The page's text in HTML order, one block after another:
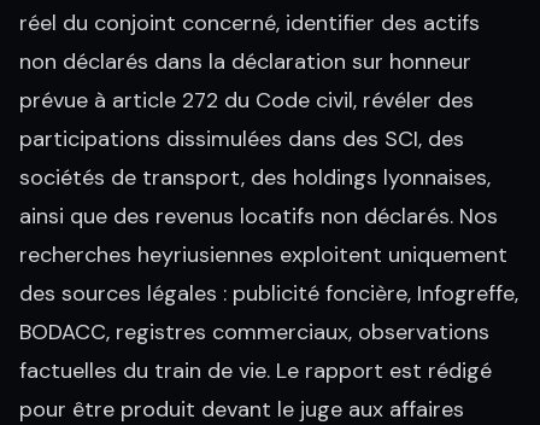
réel du conjoint concerné, identifier des actifs
non déclarés dans la déclaration sur honneur
prévue à article 272 du Code civil, révéler des
participations dissimulées dans des SCI, des
sociétés de transport, des holdings lyonnaises,
ainsi que des revenus locatifs non déclarés. Nos
recherches heyriusiennes exploitent uniquement
des sources légales : publicité foncière, Infogreffe,
BODACC, registres commerciaux, observations
factuelles du train de vie. Le rapport est rédigé
pour être produit devant le juge aux affaires